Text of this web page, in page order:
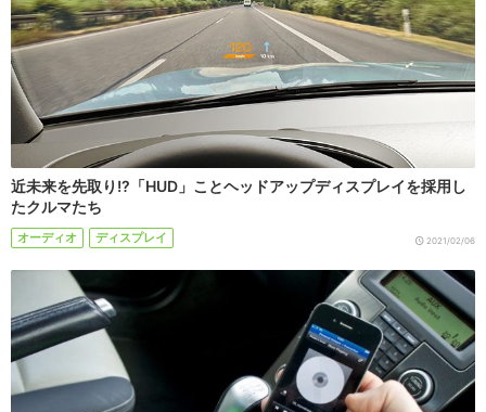
近未来を先取り!?「HUD」ことヘッドアップディスプレイを採用し
たクルマたち
オーディオ ディスプレイ 2021/02/06